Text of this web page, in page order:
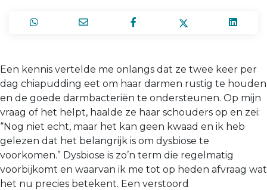
Een kennis vertelde me onlangs dat ze twee keer per
dag chiapudding eet om haar darmen rustig te houden
en de goede darmbacteriën te ondersteunen. Op mijn
vraag of het helpt, haalde ze haar schouders op en zei:
“Nog niet echt, maar het kan geen kwaad en ik heb
gelezen dat het belangrijk is om dysbiose te
voorkomen.” Dysbiose is zo’n term die regelmatig
voorbijkomt en waarvan ik me tot op heden afvraag wat
het nu precies betekent. Een verstoord